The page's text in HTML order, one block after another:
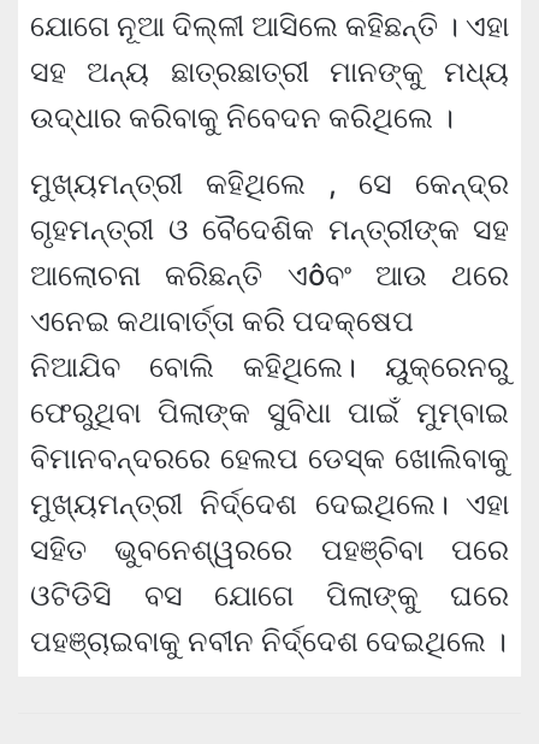
ଯୋଗେ ନୂଆ ଦିଲ୍ଳୀ ଆସିଲେ କହିଛନ୍ତି । ଏହା
ସହ ଅନ୍ୟ ଛାତ୍ରଛାତ୍ରୀ ମାନଙ୍କୁ ମଧ୍ୟ
ଉଦ୍ଧାର କରିବାକୁ ନିବେଦନ କରିଥିଲେ ।
ମୁଖ୍ୟମନ୍ତ୍ରୀ କହିଥିଲେ , ସେ କେନ୍ଦ୍ର
ଗୃହମନ୍ତ୍ରୀ ଓ ବୈଦେଶିକ ମନ୍ତ୍ରୀଙ୍କ ସହ
ଆଲୋଚନା କରିଛନ୍ତି ଏôବଂ ଆଉ ଥରେ
ଏନେଇ କଥାବାର୍ତ୍ତା କରି ପଦକ୍ଷେପ
ନିଆଯିବ ବୋଲି କହିଥିଲେ। ୟୁକ୍ରେନରୁ
ଫେରୁଥିବା ପିଲାଙ୍କ ସୁବିଧା ପାଇଁ ମୁମ୍ବାଇ
ବିମାନବନ୍ଦରରେ ହେଲପ ଡେସ୍କ ଖୋଲିବାକୁ
ମୁଖ୍ୟମନ୍ତ୍ରୀ ନିର୍ଦ୍ଦେଶ ଦେଇଥିଲେ। ଏହା
ସହିତ ଭୁବନେଶ୍ୱରରେ ପହଞ୍ଚିବା ପରେ
ଓଟିଡିସି ବସ ଯୋଗେ ପିଲାଙ୍କୁ ଘରେ
ପହଞ୍ଚାଇବାକୁ ନବୀନ ନିର୍ଦ୍ଦେଶ ଦେଇଥିଲେ ।